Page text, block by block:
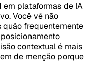
em plataformas de IA
Você vê não
quão frequentemente
contextual é mais
de menção porque